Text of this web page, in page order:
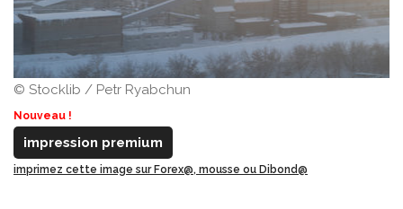
© Stocklib / Petr Ryabchun
Nouveau !
impression premium
imprimez cette image sur Forex@, mousse ou Dibond@